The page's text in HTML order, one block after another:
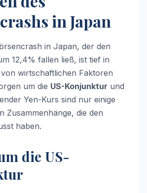
in Japan
in Japan, der den
12,4% fallen ließ, ist tief in
wirtschaftlichen Faktoren
um die US-Konjunktur und
Yen-Kurs sind nur einige
Zusammenhänge, die den
haben.
die US-